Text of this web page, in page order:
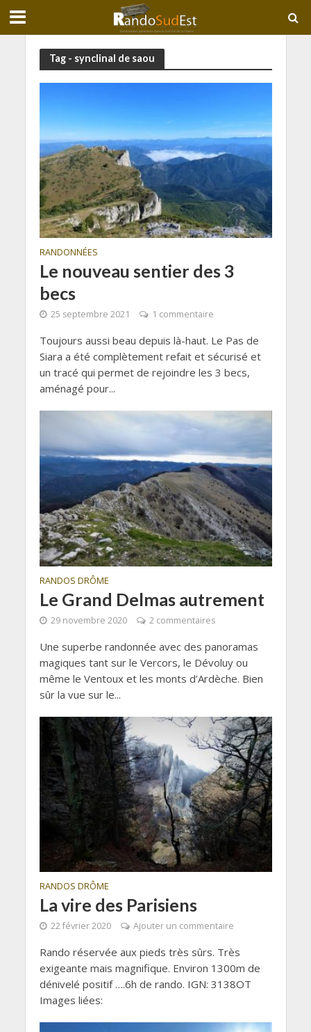
Tag - synclinal de saou
RANDONNÉES
Le nouveau sentier des 3
becs
25 septembre 2021 1 commentaire
Toujours aussi beau depuis là-haut. Le Pas de
Siara a été complètement refait et sécurisé et
un tracé qui permet de rejoindre les 3 becs,
aménagé pour...
RANDOS DRÔME
Le Grand Delmas autrement
29 novembre 2020 2 commentaires
Une superbe randonnée avec des panoramas
magiques tant sur le Vercors, le Dévoluy ou
même le Ventoux et les monts d’Ardèche. Bien
sûr la vue sur le...
RANDOS DRÔME
La vire des Parisiens
22 février 2020 Ajouter un commentaire
Rando réservée aux pieds très sûrs. Très
exigeante mais magnifique. Environ 1300m de
dénivelé positif ….6h de rando. IGN: 3138OT
Images liées: